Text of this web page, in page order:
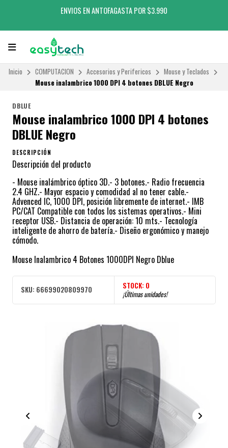
ENVIOS EN ANTOFAGASTA POR $3.990
Inicio COMPUTACION Accesorios y Perifericos
Mouse y Teclados
Mouse inalambrico 1000 DPI 4 botones DBLUE Negro
DBLUE
Mouse inalambrico 1000 DPI 4 botones
DBLUE Negro
DESCRIPCIÓN
Descripción del producto
- Mouse inalámbrico óptico 3D.- 3 botones.- Radio frecuencia
2.4 GHZ.- Mayor espacio y comodidad al no tener cable.-
Advenced IC, 1000 DPI, posición libremente de internet.- IMB
PC/CAT Compatible con todos los sistemas operativos.- Mini
receptor USB.- Distancia de operación: 10 mts.- Tecnología
inteligente de ahorro de batería.- Diseño ergonómico y manejo
cómodo.
Mouse Inalambrico 4 Botones 1000DPI Negro Dblue
SKU: 66699020809970 STOCK: 0
¡Últimas unidades!